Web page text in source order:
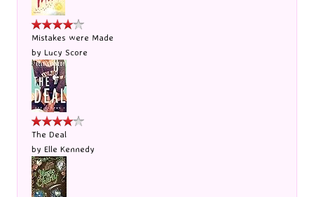
Mistakes were Made
by Lucy Score
The Deal
by Elle Kennedy